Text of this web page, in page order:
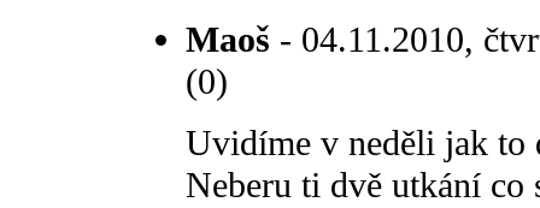
Maoš - 04.11.2010,
(0)
Uvidíme v neděli jak to
Neberu ti dvě utkání co